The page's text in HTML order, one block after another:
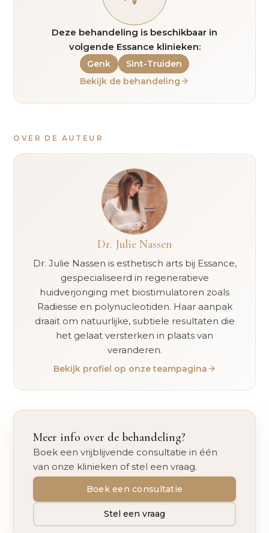
Deze behandeling is beschikbaar in
volgende Essance klinieken:
Genk
Sint-Truiden
Bekijk de behandeling
OVER DE AUTEUR
Dr. Julie Nassen
Dr. Julie Nassen is esthetisch arts bij Essance,
gespecialiseerd in regeneratieve
huidverjonging met biostimulatoren zoals
Radiesse en polynucleotiden. Haar aanpak
draait om natuurlijke, subtiele resultaten die
het gelaat versterken in plaats van
veranderen.
Bekijk profiel op onze teampagina
Meer info over de behandeling?
Boek een vrijblijvende consultatie in één
van onze klinieken of stel een vraag.
Boek een consultatie
Stel een vraag